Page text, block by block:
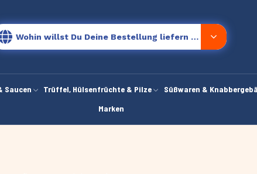
Wohin willst Du Deine Bestellung liefern lassen?
Saucen Trüffel, Hülsenfrüchte & Pilze Süßwaren &
Marken